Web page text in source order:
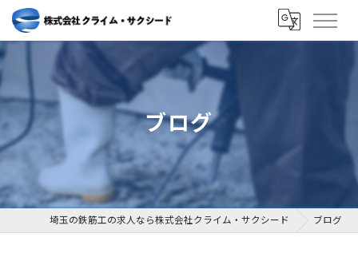
ブログ
埼玉の鉄筋工の求人なら株式会社クライム・サクシード ブログ